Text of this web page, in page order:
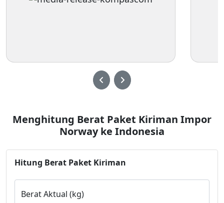
Menghitung Berat Paket Kiriman Impor
Norway ke Indonesia
Hitung Berat Paket Kiriman
Berat Aktual (kg)